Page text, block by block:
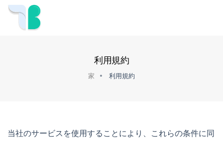
利用規約
家 利用規約
当社のサービスを使用することにより、これらの条件に同